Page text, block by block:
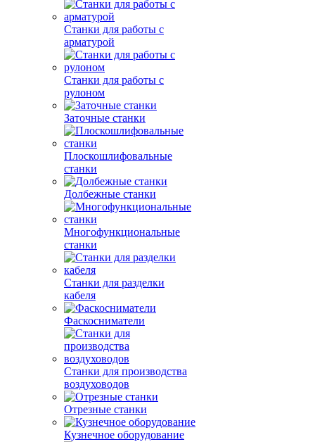
Станки для работы с
арматурой
Станки для работы с
рулоном
Заточные станки
Плоскошлифовальные
станки
Долбежные станки
Многофункциональные
станки
Станки для разделки
кабеля
Фаскосниматели
Станки для производства
воздуховодов
Отрезные станки
Кузнечное оборудование